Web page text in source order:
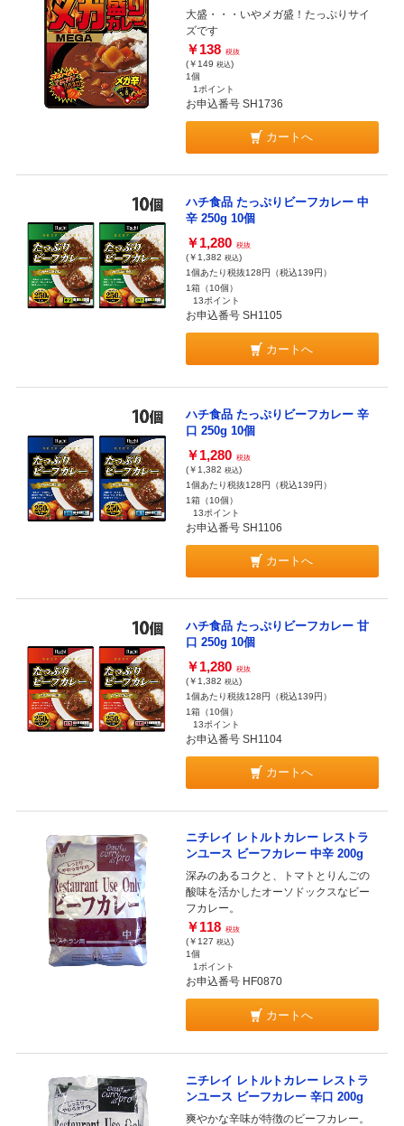
大盛・・・いやメガ盛！たっぷりサイ
ズです
￥138 税抜
(￥149 税込)
1個
1ポイント
お申込番号 SH1736
カートへ
ハチ食品 たっぷりビーフカレー 中
辛 250g 10個
￥1,280 税抜
(￥1,382 税込)
1個あたり税抜128円（税込139円）
1箱（10個）
13ポイント
お申込番号 SH1105
カートへ
ハチ食品 たっぷりビーフカレー 辛
口 250g 10個
￥1,280 税抜
(￥1,382 税込)
1個あたり税抜128円（税込139円）
1箱（10個）
13ポイント
お申込番号 SH1106
カートへ
ハチ食品 たっぷりビーフカレー 甘
口 250g 10個
￥1,280 税抜
(￥1,382 税込)
1個あたり税抜128円（税込139円）
1箱（10個）
13ポイント
お申込番号 SH1104
カートへ
ニチレイ レトルトカレー レストラ
ンユース ビーフカレー 中辛 200g
深みのあるコクと、トマトとりんごの
酸味を活かしたオーソドックスなビー
フカレー。
￥118 税抜
(￥127 税込)
1個
1ポイント
お申込番号 HF0870
カートへ
ニチレイ レトルトカレー レストラ
ンユース ビーフカレー 辛口 200g
爽やかな辛味が特徴のビーフカレー。